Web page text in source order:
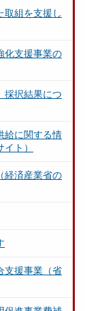
取組を支援し
化支援事業の
択結果につ
給に関する情
ト）
経済産業省の
支援事業（省